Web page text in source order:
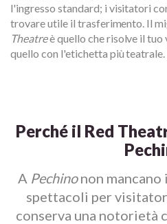
l'ingresso standard; i visitatori
trovare utile il trasferimento. Il
Theatreè quello che risolve il tuo
quello con l'etichetta più teatrale.
Perché il Red
A Pechinonon
spettacoli per
conserva una notorietà